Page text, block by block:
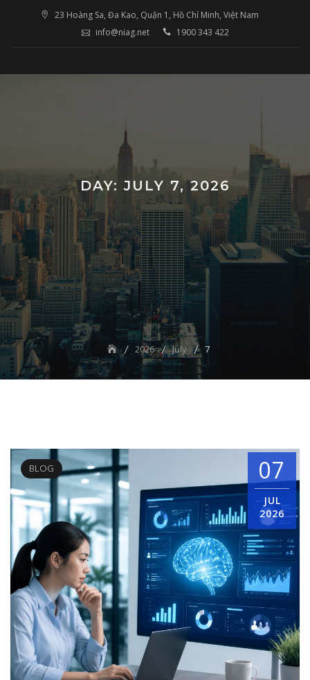
23 Hoàng Sa, Đa Kao, Quận 1, Hồ Chí Minh, Việt Nam
info@niag.net
1900 343 422
DAY: JULY 7, 2026
2026 July 7
BLOG 07
JUL
2026